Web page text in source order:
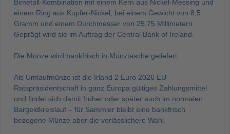
Bimetall-Kombination mit einem Kern aus Nickel-Messing und
einem Ring aus Kupfer-Nickel, bei einem Gewicht von 8,5
Gramm und einem Durchmesser von 25,75 Millimetern.
Geprägt wird sie im Auftrag der Central Bank of Ireland.
Die Münze wird bankfrisch in Münztasche geliefert.
Als Umlaufmünze ist die Irland 2 Euro 2026 EU-
Ratspräsidentschaft in ganz Europa gültiges Zahlungsmittel
und findet sich damit früher oder später auch im normalen
Bargeldkreislauf – für Sammler bleibt eine bankfrisch
bezogene Münze aber die verlässlichere Wahl.